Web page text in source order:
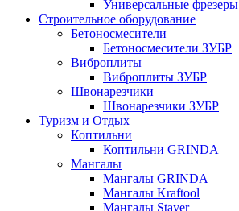
Универсальные фрезеры
Строительное оборудование
Бетоносмесители
Бетоносмесители ЗУБР
Виброплиты
Виброплиты ЗУБР
Швонарезчики
Швонарезчики ЗУБР
Туризм и Отдых
Коптильни
Коптильни GRINDA
Мангалы
Мангалы GRINDA
Мангалы Kraftool
Мангалы Stayer